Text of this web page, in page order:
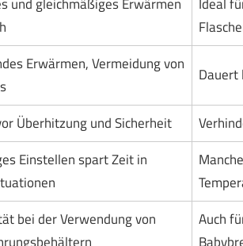
Erwärmen, Vermeidung von
Dauert
Überhitzung und Sicherheit
Einstellen spart Zeit in
bei der Verwendung von
Auch